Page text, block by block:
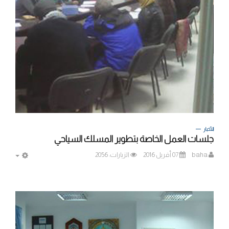
الأخبار
جلسات العمل الخاصة بتطوير المسلك السياحي
baha 07 أفريل 2016 الزيارات: 2056